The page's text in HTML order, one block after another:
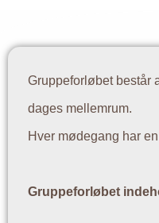
Gruppeforløbet består
dages mellemrum.
Hver mødegang har
Gruppeforløbet